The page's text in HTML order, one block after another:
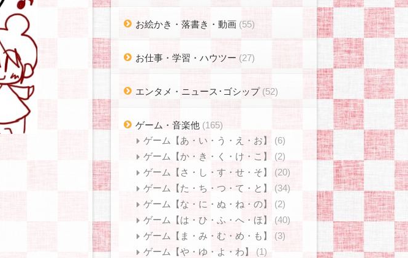
お絵かき・落書き・動画 (55)
お仕事・学習・ハウツー (27)
エンタメ・ニュース･ゴシップ(52)
ゲーム・音楽他 (165)
ゲーム【あ・い・う・え・お】
(6)
ゲーム【か・き・く・け・こ】
(2)
ゲーム【さ・し・す・せ・そ】
(20)
ゲーム【た・ち・つ・て・と】
(34)
ゲーム【な・に・ぬ・ね・の】
(2)
ゲーム【は・ひ・ふ・へ・ほ】
(40)
ゲーム【ま・み・む・め・も】
(3)
ゲーム【や・ゆ・よ・わ】
(1)